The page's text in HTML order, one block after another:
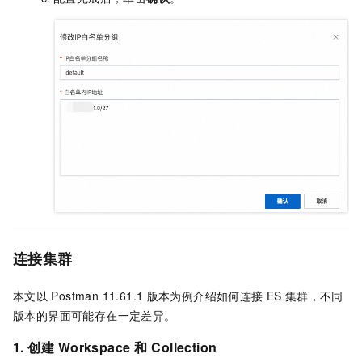
连接集群
本文以 Postman 11.61.1 版本为例介绍如何连接 ES 集群，不同
版本的界面可能存在一定差异。
1. 创建 Workspace 和 Collection